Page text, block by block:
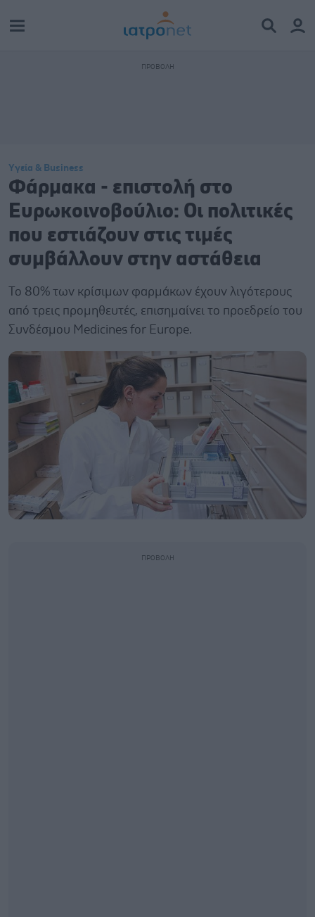
Υγεία & Business
Φάρμακα - επιστολή στο
Ευρωκοινοβούλιο: Οι πολιτικές
που εστιάζουν στις τιμές
συμβάλλουν στην αστάθεια
To 80% των κρίσιμων φαρμάκων έχουν λιγότερους
από τρεις προμηθευτές, επισημαίνει το προεδρείο του
Συνδέσμου Μedicines for Europe.